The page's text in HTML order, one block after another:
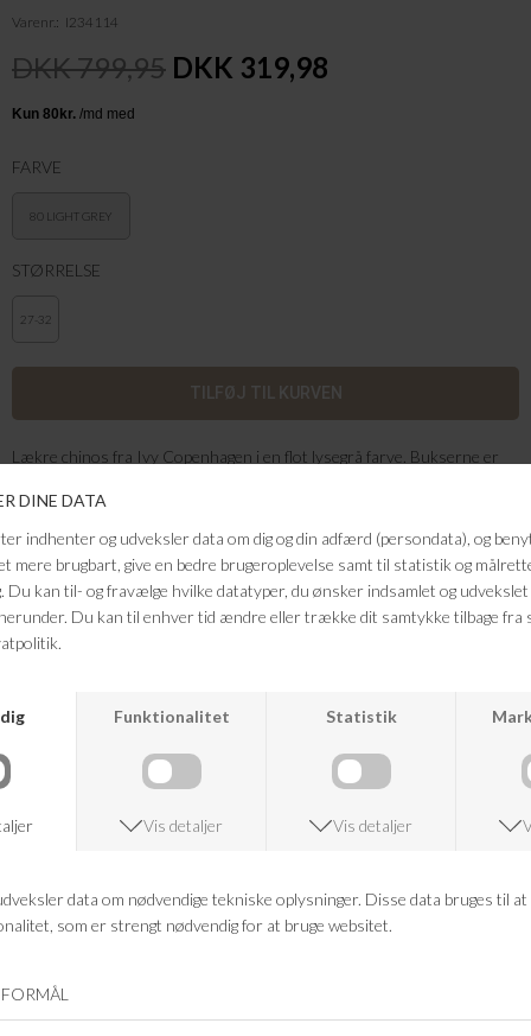
Varenr. I234114
DKK 799,95 DKK 319,98
FARVE
80 LIGHT GREY
STØRRELSE
27-32
Lækre chinos fra Ivy Copenhagen i en flot lysegrå farve. Bukserne er
Farve: Lysegrå
Kvalitet: Cotton 97% Elastan 3%
FRAGTFRI LEVERING
KUNDESERVICE
+46 86 60 21 22
ANDRE KØBTE OGSÅ